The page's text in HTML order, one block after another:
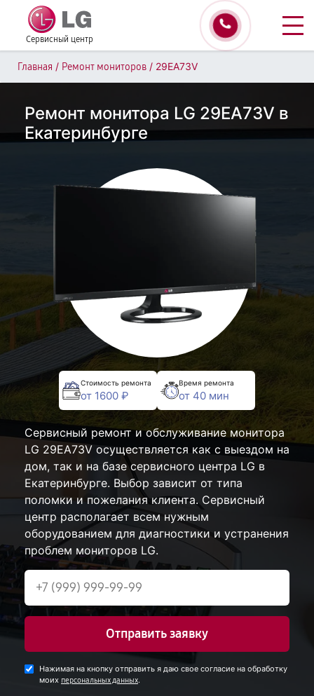
Сервисный центр
Главная / Ремонт мониторов / 29EA73V
Ремонт монитора LG 29EA73V в
Екатеринбурге
Стоимость ремонта
от 1600 ₽
Время ремонта
от 40 мин
Сервисный ремонт и обслуживание монитора
LG 29EA73V осуществляется как с выездом на
дом, так и на базе сервисного центра LG в
Екатеринбурге. Выбор зависит от типа
поломки и пожелания клиента. Сервисный
центр располагает всем нужным
оборудованием для диагностики и устранения
проблем мониторов LG.
Отправить заявку
Нажимая на кнопку отправить я даю свое согласие на обработку
моих персональных данных.